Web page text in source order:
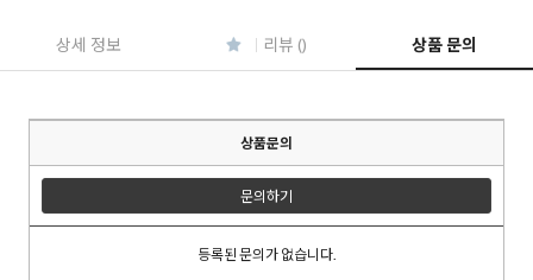
상세 정보 리뷰 () 상품 문의
상품문의
문의하기
등록된 문의가 없습니다.